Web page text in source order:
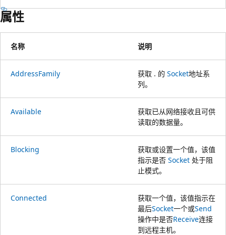
属性
名称 说明
AddressFamily 获取 . 的 Socket地址系
列。
Available
获取已从网络接收且可供
读取的数据量。
Blocking
获取或设置一个值，该值
指示是否 Socket 处于阻
止模式。
Connected
获取一个值，该值指示在
最后Socket一个或Send
操作中是否Receive连接
到远程主机。